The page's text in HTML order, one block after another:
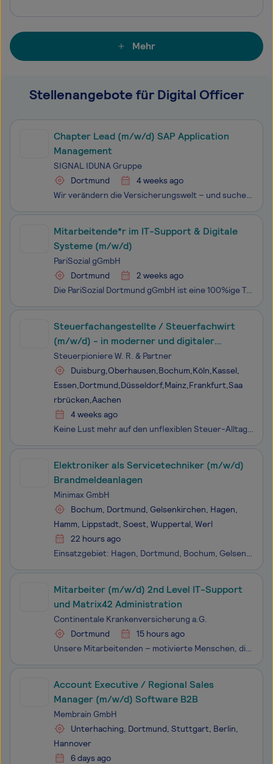
Mehr
Stellenangebote für Digital Officer
Chapter Lead (m/w/d) SAP Application
Management
SIGNAL IDUNA Gruppe
Dortmund
4 weeks ago
Wir verändern die Versicherungswelt – und suchen dich, um die Zukunft mitzugestalten. Als einer der größten deutschen Versicherer und Finanzdienstleister mit Hauptsitz in Hamburg und Dortmund haben wir uns in den letzten Jahren grundlegend transformiert. Unsere moderne und agile Arbeitswelt, in der
Mitarbeitende*r im IT-Support & Digitale
Systeme (m/w/d)
PariSozial gGmbH
Dortmund
2 weeks ago
Die PariSozial Dortmund gGmbH ist eine 100%ige Tochter des Paritätischen Wohlfahrtsverbands NRW und engagiert sich mit vielfältigen sozialen Dienstleistungen in Dortmund. Wir beschäftigen rund 180 Mitarbeitende und stehen für ein inklusives, solidarisches und professionelles Miteinander. Unser Ziel
Steuerfachangestellte / Steuerfachwirt
(m/w/d) - in moderner und digitaler
Kanzlei
Steuerpioniere W. R. & Partner
Duisburg,Oberhausen,Bochum,Köln,Kassel,
Essen,Dortmund,Düsseldorf,Mainz,Frankfurt,Saa
rbrücken,Aachen
4 weeks ago
Keine Lust mehr auf den unflexiblen Steuer-Alltag? Steuer-Pioniere - moderne & digitale Kanzlei - sucht Unterstützung durch motivierte Steuerfachangestellte / Steuerfachwirte (m/w/d) in Voll- oder Teilzeit für unser Team. Steuer-Pioniere hat deinen Traumjob! interessante und abwechslu
Elektroniker als Servicetechniker (m/w/d)
Brandmeldeanlagen
Minimax GmbH
Bochum, Dortmund, Gelsenkirchen, Hagen,
Hamm, Lippstadt, Soest, Wuppertal, Werl
22 hours ago
Einsatzgebiet: Hagen, Dortmund, Bochum, Gelsenkirchen, Lippstadt, Soest, Hamm, Werl Ein Job, der Leben, Werte und die Umwelt schützt? Den finden Sie bei uns! Minimax gehört zu den Marktführern im Brandschutz und steht in der Branche weltweit für innovative Technologien und exzellente Forschung. Freu
Mitarbeiter (m/w/d) 2nd Level IT-Support
und Matrix42 Administration
Continentale Krankenversicherung a.G.
Dortmund
15 hours ago
Unsere Mitarbeitenden – motivierte Menschen, die zu uns passen. Denn wir geben ihnen Raum, damit sie ihre individuellen Stärken einsetzen und Verantwortung übernehmen können. Bereichern Sie unser Team, wachsen Sie über sich hinaus und gestalten Sie gemeinsam mit uns die Zukunft der Continentale, EUR
Account Executive / Regional Sales
Manager (m/w/d) Software B2B
Membrain GmbH
Unterhaching, Dortmund, Stuttgart, Berlin,
Hannover
6 days ago